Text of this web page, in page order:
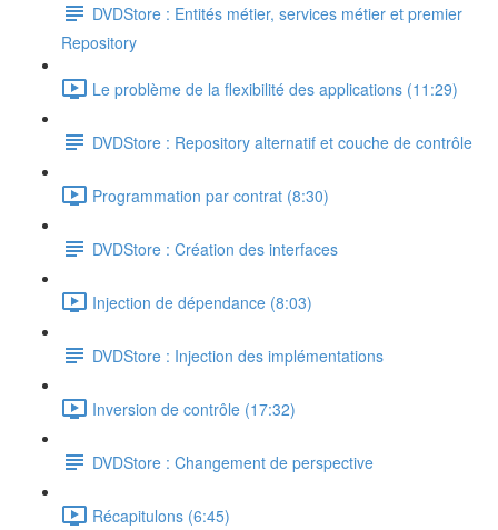
DVDStore : Entités métier, services métier et premier
Repository
Le problème de la flexibilité des applications (11:29)
DVDStore : Repository alternatif et couche de contrôle
Programmation par contrat (8:30)
DVDStore : Création des interfaces
Injection de dépendance (8:03)
DVDStore : Injection des implémentations
Inversion de contrôle (17:32)
DVDStore : Changement de perspective
Récapitulons (6:45)